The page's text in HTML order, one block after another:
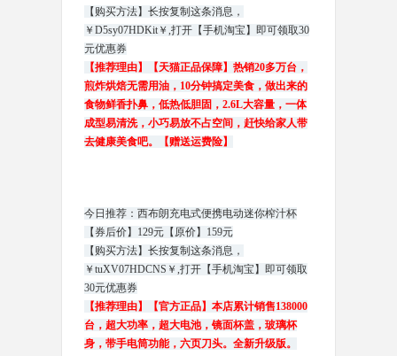
【购买方法】长按复制这条消息，
￥D5sy07HDKit￥,打开【手机淘宝】即可领取30
元优惠券
【推荐理由】【天猫正品保障】热销20多万台，
煎炸烘焙无需用油，10分钟搞定美食，做出来的
食物鲜香扑鼻，低热低胆固，2.6L大容量，一体
成型易清洗，小巧易放不占空间，赶快给家人带
去健康美食吧。【赠送运费险】
今日推荐：西布朗充电式便携电动迷你榨汁杯
【券后价】129元【原价】159元
【购买方法】长按复制这条消息，
￥tuXV07HDCNS￥,打开【手机淘宝】即可领取
30元优惠券
【推荐理由】【官方正品】本店累计销售138000
台，超大功率，超大电池，镜面杯盖，玻璃杯
身，带手电筒功能，六页刀头。全新升级版。